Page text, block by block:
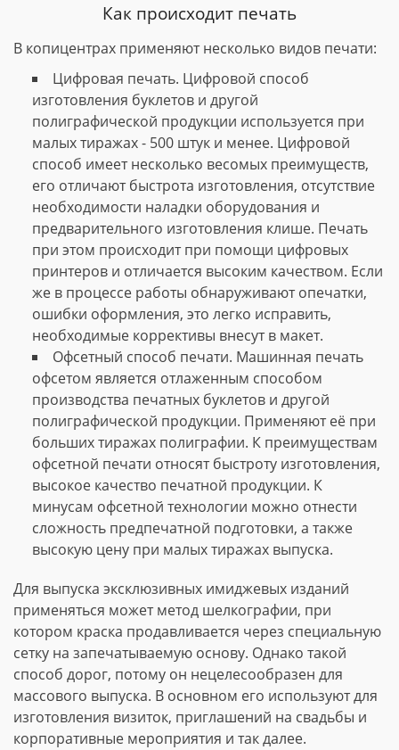
Как происходит печать
В копицентрах применяют несколько видов печати:
Цифровая печать. Цифровой способ
изготовления буклетов и другой
полиграфической продукции используется при
малых тиражах - 500 штук и менее. Цифровой
способ имеет несколько весомых преимуществ,
его отличают быстрота изготовления, отсутствие
необходимости наладки оборудования и
предварительного изготовления клише. Печать
при этом происходит при помощи цифровых
принтеров и отличается высоким качеством. Если
же в процессе работы обнаруживают опечатки,
ошибки оформления, это легко исправить,
необходимые коррективы внесут в макет.
Офсетный способ печати. Машинная печать
офсетом является отлаженным способом
производства печатных буклетов и другой
полиграфической продукции. Применяют её при
больших тиражах полиграфии. К преимуществам
офсетной печати относят быстроту изготовления,
высокое качество печатной продукции. К
минусам офсетной технологии можно отнести
сложность предпечатной подготовки, а также
высокую цену при малых тиражах выпуска.
Для выпуска эксклюзивных имиджевых изданий
применяться может метод шелкографии, при
котором краска продавливается через специальную
сетку на запечатываемую основу. Однако такой
способ дорог, потому он нецелесообразен для
массового выпуска. В основном его используют для
изготовления визиток, приглашений на свадьбы и
корпоративные мероприятия и так далее.